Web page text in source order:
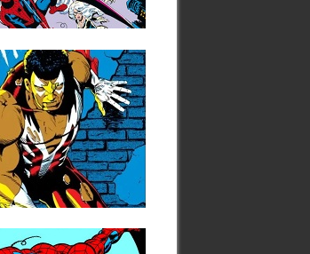
esta particular serie de
la historia del...
▶
EL HALCÓN:
HC:
Y
(1979-
en la colección del
a finales...